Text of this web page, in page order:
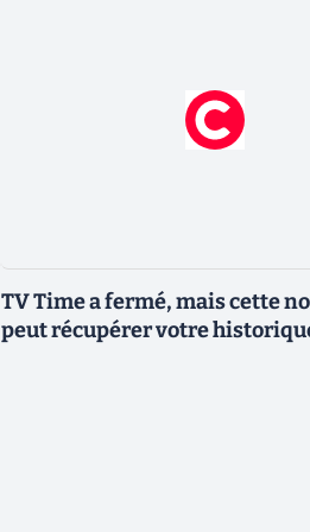
TV Time a fermé, mais cette
peut récupérer votre